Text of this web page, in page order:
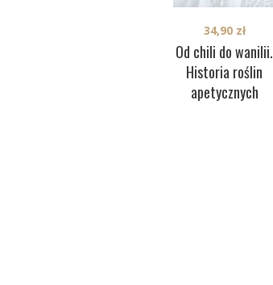
Od chili do wanilii.
Historia roślin
apetycznych
34,90 zł